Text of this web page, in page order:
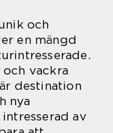
och
en mängd
vackra
destination
nya
av